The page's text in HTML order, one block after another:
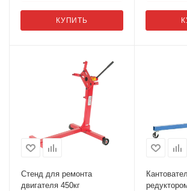
КУПИТЬ
Стенд для ремонта
двигателя 450кг